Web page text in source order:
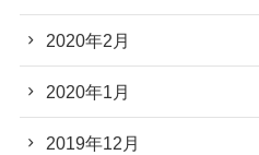
2020年2月
2020年1月
2019年12月